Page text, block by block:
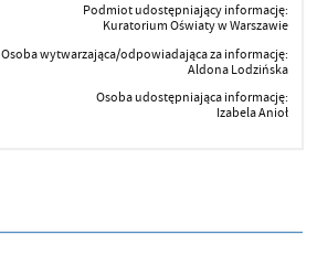
Podmiot udostępniający informację:
Kuratorium Oświaty w Warszawie
Osoba wytwarzająca/odpowiadająca za informację:
Aldona Lodzińska
Osoba udostępniająca informację:
Izabela Anioł